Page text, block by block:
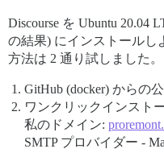
Discourse を Ubuntu 20.04
の結果) にインストールし
方法は 2 通り試しました。
GitHub (docker) からの
ワンクリックインスト
私のドメイン:
SMTP プロバイダー -